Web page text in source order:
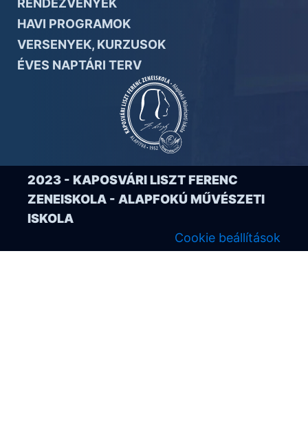
RENDEZVÉNYEK
HAVI PROGRAMOK
VERSENYEK, KURZUSOK
ÉVES NAPTÁRI TERV
2023 - KAPOSVÁRI LISZT FERENC
ZENEISKOLA - ALAPFOKÚ MŰVÉSZETI
ISKOLA
Cookie beállítások